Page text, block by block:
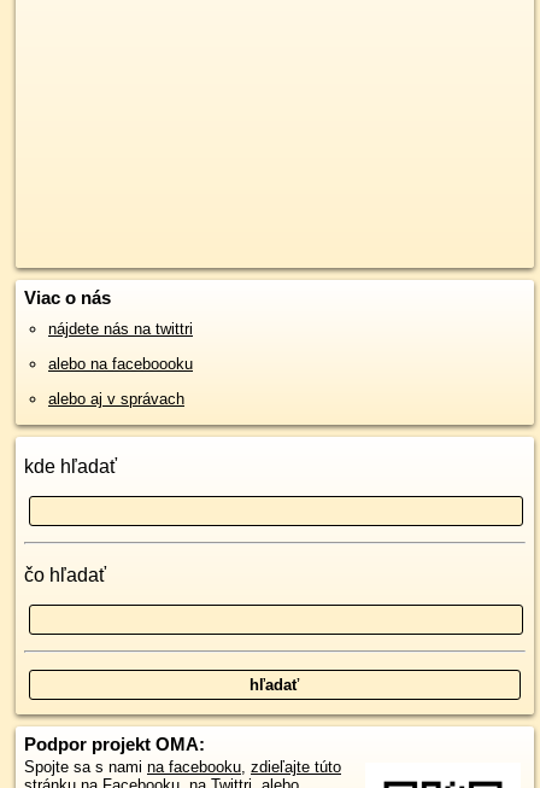
Viac o nás
nájdete nás na twittri
alebo na faceboooku
alebo aj v správach
kde hľadať
čo hľadať
Podpor projekt OMA:
Spojte sa s nami na facebooku, zdieľajte túto